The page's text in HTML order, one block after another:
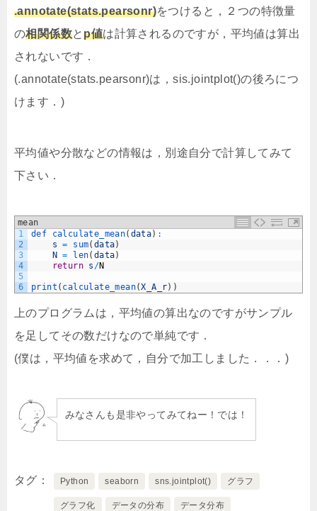
.annotate(stats.pearsonr)をつけると，２つの特徴量
の相関係数とp値は計算されるのですが，平均値は算出
されないです．
(.annotate(stats.pearsonr)は，sis.jointplot()の後ろにつ
けます．)
平均値や分散などの情報は，別途自分で計算してみて
下さい．
mean
1
2
3
4
5
6
def calculate_mean( data) :
s
= sum( data)
N = len( data)
return s /N
print ( calculate_mean(X_A_r) )
上のプログラムは，平均値の算出なのですがサンプル
を足してその数だけなので単純です．
(僕は，平均値を求めて，自分で加工しました．．．)
みなさんも是非やってみてねー！では！
タグ Python seaborn sns.jointplot() グラフ
グラフ化 データの分布 データ分布